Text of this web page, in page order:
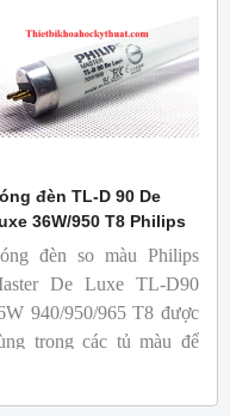
keo trong sản phẩm.
đèn TL-D 90 De
36W/950 T8 Philips
đèn so màu Philips
De Luxe TL-D90
940/950/965 T8 được
trong các tủ màu để